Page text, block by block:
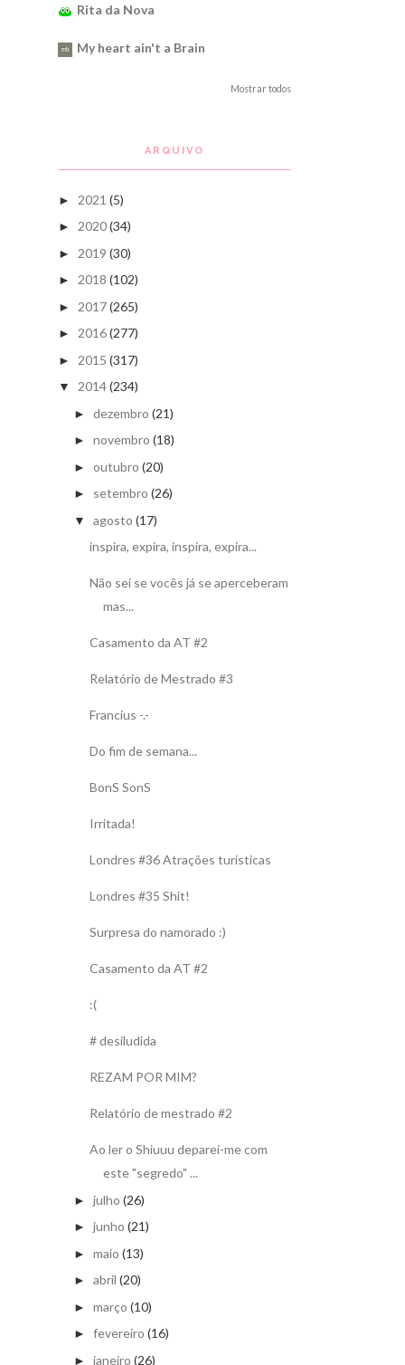
Rita da Nova
My heart ain't a Brain
Mostrar todos
ARQUIVO
► 2021 (5)
► 2020(34)
► 2019 (30)
► 2018 (102)
► 2017(265)
► 2016(277)
► 2015 (317)
▼ 2014(234)
► dezembro (21)
► novembro (18)
► outubro (20)
► setembro (26)
▼ agosto (17)
inspira, expira, inspira, expira...
Não sei se vocês já se aperceberam
mas...
Casamento da AT #2
Relatório de Mestrado #3
Francius -.-
Do fim de semana...
BonS SonS
Irritada!
Londres #36 Atrações turisticas
Londres #35 Shit!
Surpresa do namorado :)
Casamento da AT #2
:(
# desiludida
REZAM POR MIM?
Relatório de mestrado #2
Ao ler o Shiuuu deparei-me com
este "segredo" ...
► julho (26)
► junho (21)
► maio (13)
► abril (20)
► março (10)
► fevereiro (16)
► janeiro (26)